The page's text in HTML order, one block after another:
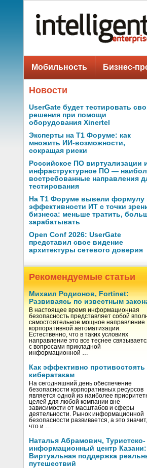
Мобильность Бизнес-
Новости
UserGate будет тестировать
решения при помощи
оборудования Xinertel
Эксперты на Т1 Форуме: как
множить ИИ-возможности,
сокращая риски
Российское ПО виртуализации
инфраструктурное ПО —
востребованные направления
тестирования
На Т1 Форуме вывели формулу
эффективности ИТ с точки
бизнеса: меньше тратить,
зарабатывать
Open Conf 2026: UserGate
представил свое видение
архитектуры сетевого доверия
Рекомендуемые статьи
Михаил Родионов, Fortinet:
Развиваясь по известным
В настоящее время информационная
безопасность представляет собой
самостоятельное мощное направление
корпоративной автоматизации.
Естественно, что в таких условиях
направление это все теснее
с вопросами прикладной
информационной …
Как эффективно противостоять
кибератакам
На сегодняшний день обеспечение
безопасности корпоративных ресурсов
является одной из наиболее
целей для любой компании вне
зависимости от масштабов и сферы
деятельности. Рынок информационной
безопасности развивается, а это значит,
что и …
Наталья Абрамович, Туристско-
информационный центр Казани:
Виртуальная поддержка
путешествий